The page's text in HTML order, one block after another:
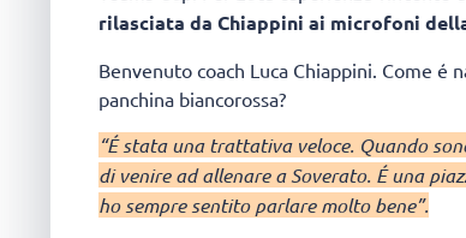
rilasciata da Chiappini ai microfoni
Benvenuto coach Luca Chiappini. Come é
panchina biancorossa?
“É stata una trattativa veloce. Quando
di venire ad allenare a Soverato. É una
ho sempre sentito parlare molto bene”.